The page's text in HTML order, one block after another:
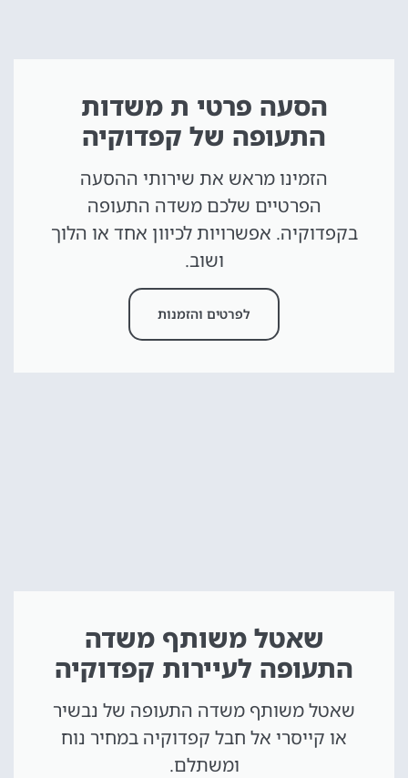
הסעה פרטי ת משדות
התעופה של קפדוקיה
הזמינו מראש את שירותי ההסעה
הפרטיים שלכם משדה התעופה
בקפדוקיה. אפשרויות לכיוון אחד או הלוך
ושוב.
לפרטים והזמנות
שאטל משותף משדה
התעופה לעיירות קפדוקיה
שאטל משותף משדה התעופה של נבשיר
או קייסרי אל חבל קפדוקיה במחיר נוח
ומשתלם.